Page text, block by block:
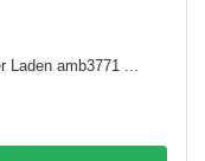
amb3771 ...